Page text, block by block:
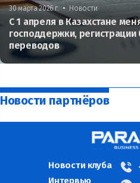
30 марта 2026 г. • Новости
С 1 апреля в Казахстане
господдержки,
переводов
Новости партнёров
Новости клуба
Интервью